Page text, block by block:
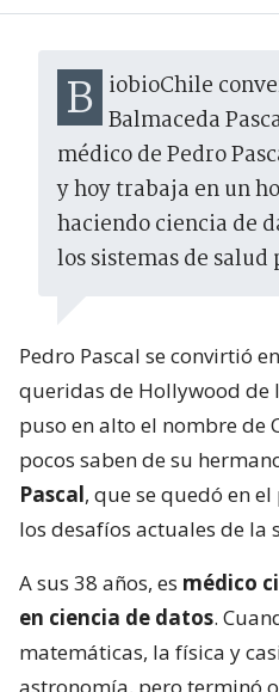
BiobioChile conversó con Nicolás Balmaceda
médico de Pedro
y hoy trabaja en un
haciendo ciencia de
los sistemas de salud
Pedro Pascal se convirtió
queridas de Hollywood de
puso en alto el nombre de
pocos saben de su
Pascal, que se quedó en
los desafíos actuales de la
A sus 38 años, es médico
en ciencia de datos.
matemáticas, la física y